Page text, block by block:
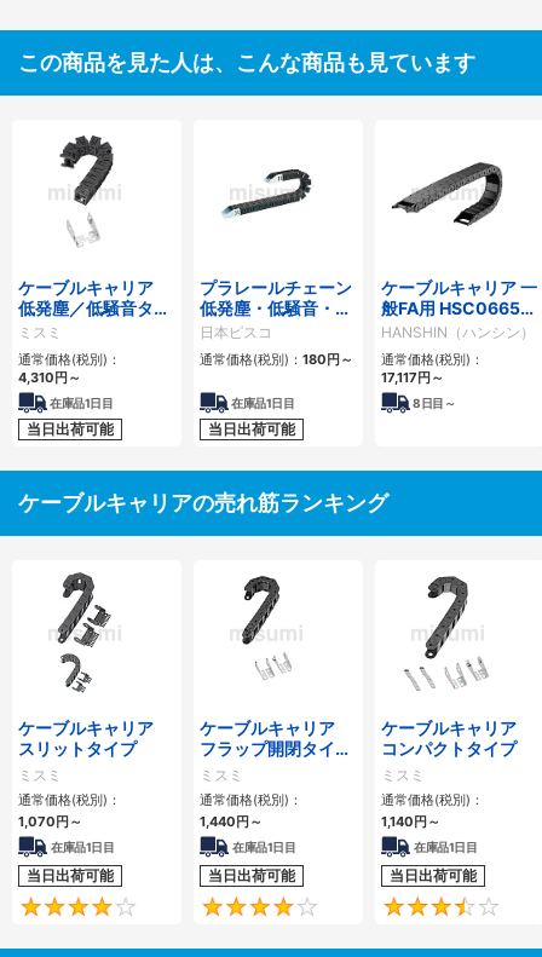
この商品を見た人は、こんな商品も見ています
ケーブルキャリア
低発塵／低騒音タイ
プ
ミスミ
通常価格(税別)：
4,310 円 ～
在庫品1日目
当日出荷可能
プラレールチェーン
低発塵・低騒音・フ
ラップ開閉・ヒンジ
連結タイプ SCシリ
ーズ
日本ピスコ
通常価格(税別)： 180 円 ～
在庫品1日目
当日出荷可能
ケーブルキャリア 一
般FA用 HSC0665シ
リーズ
HANSHIN（ハンシン）
通常価格(税別)：
17,117 円 ～
8日目～
ケーブルキャリアの売れ筋ランキング
ケーブルキャリア
スリットタイプ
ミスミ
通常価格(税別)：
1,070 円 ～
在庫品1日目
当日出荷可能
4.1
ケーブルキャリア
フラップ開閉タイ
プ 本体＋取付金具
ミスミ
通常価格(税別)：
1,440 円 ～
在庫品1日目
当日出荷可能
4.2
ケーブルキャリア
コンパクトタイプ
ミスミ
通常価格(税別)：
1,140 円 ～
在庫品1日目
当日出荷可能